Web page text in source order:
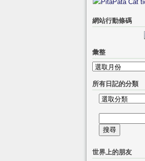
網站行動條碼
彙整
彙
整
所有日記的分類
所
日
記
分
尋
鍵
世界上的朋友